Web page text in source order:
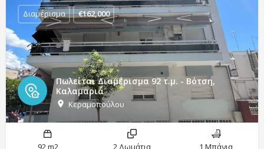
Πωλείται Διαμέρισμα 92 τ.μ. - Βότση,
Καλαμαριά
Κεραμοπούλου
Διαμέρισμα €162,000
92 m2 2 Δωμάτια 1 Μπάνια